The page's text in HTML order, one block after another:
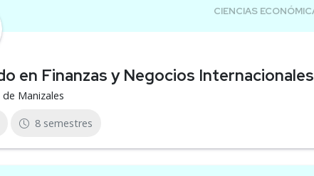
en Finanzas y Negocios Internacionales
Manizales
8 semestres